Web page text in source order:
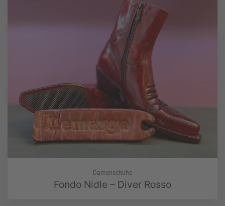
Damenschuhe
Fondo Nidle – Diver Rosso